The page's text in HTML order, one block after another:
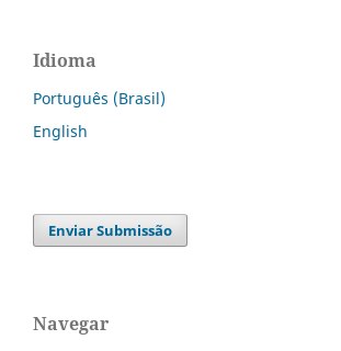
Idioma
Português (Brasil)
English
Enviar Submissão
Navegar